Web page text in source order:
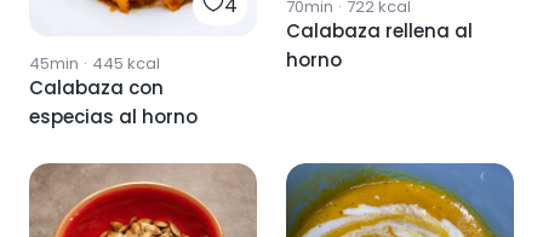
4
45min · 445 kcal
Calabaza con
especias al horno
70min · 722kcal
Calabaza rellena al
horno